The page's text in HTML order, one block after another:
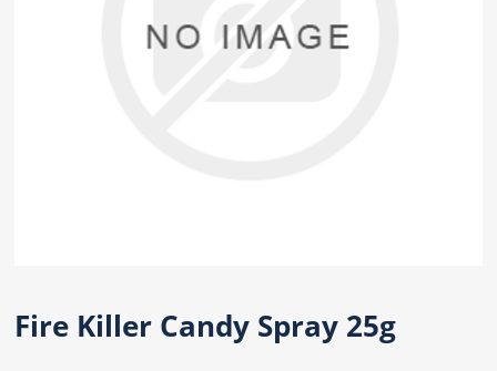
Fire Killer Candy Spray 25g